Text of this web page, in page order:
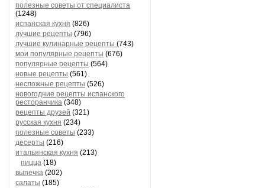
полезные советы от специалиста
(1248)
испанская кухня (826)
лучшие рецепты (796)
лучшие кулинарные рецепты (743)
мои популярные рецепты (676)
популярные рецепты (564)
новые рецепты (561)
несложные рецепты (526)
новогодние рецепты испанского
ресторанчика (348)
рецепты друзей (321)
русская кухня (234)
полезные советы (233)
десерты (216)
итальянская кухня (213)
пицца (18)
выпечка (202)
салаты (185)